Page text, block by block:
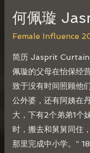
何佩璇
Female Influence
简历 Jasprit
佩璇的父母在怡保经
致于没有时间照顾他
公外婆，还有阿姨在
大，下有2个弟弟1个
时，搬去和舅舅同住
那里完成中小学。”